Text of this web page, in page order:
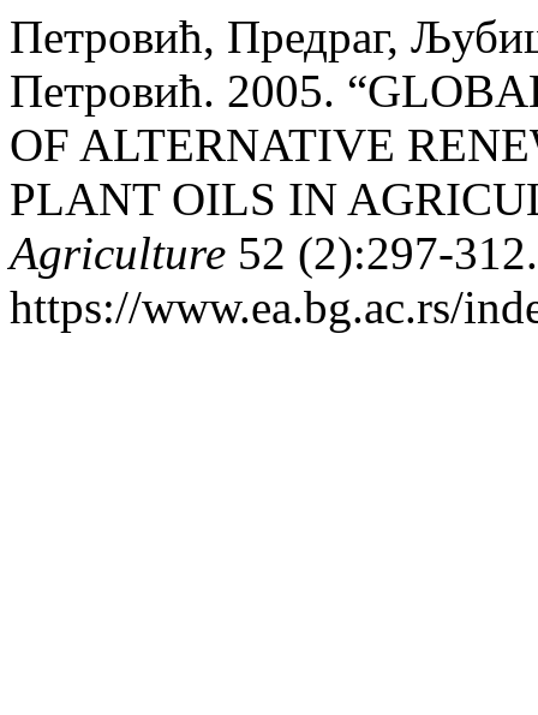
Петровић, Предраг,
Петровић. 2005.
OF ALTERNATIVE
PLANT OILS IN
Agriculture 52 (2):297-312.
https://www.ea.bg.ac.rs/